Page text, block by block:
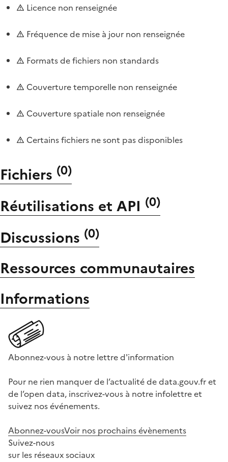
Licence non renseignée
Fréquence de mise à jour non renseignée
Formats de fichiers non standards
Couverture temporelle non renseignée
Couverture spatiale non renseignée
Certains fichiers ne sont pas disponibles
Fichiers (0)
Réutilisations et API (0)
Discussions (0)
Ressources communautaires
Informations
Abonnez-vous à notre lettre d'information
Pour ne rien manquer de l’actualité de data.gouv.fr et
de l’open data, inscrivez-vous à notre infolettre et
suivez nos événements.
Abonnez-vousVoir nos prochains évènements
Suivez-nous
sur les réseaux sociaux